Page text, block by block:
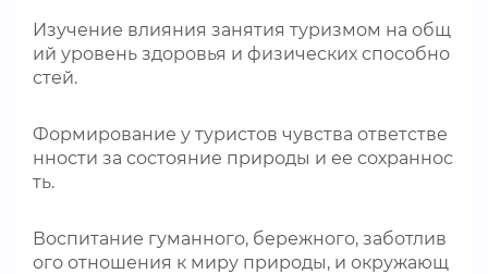
Изучение влияния занятия туризмом на общ
ий уровень здоровья и физических способно
стей.
Формирование у туристов чувства ответстве
нности за состояние природы и ее сохраннос
ть.
Воспитание гуманного, бережного, заботлив
ого отношения к миру природы, и окружающ